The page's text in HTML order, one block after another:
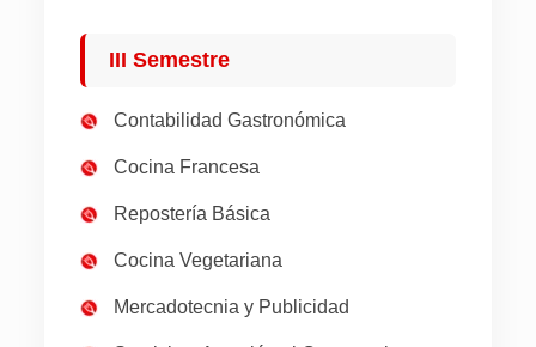
III Semestre
Contabilidad Gastronómica
Cocina Francesa
Repostería Básica
Cocina Vegetariana
Mercadotecnia y Publicidad